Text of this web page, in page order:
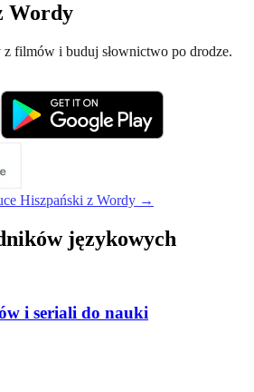
Wordy
filmów i buduj słownictwo po drodze.
Hiszpański z Wordy →
językowych
i seriali do nauki